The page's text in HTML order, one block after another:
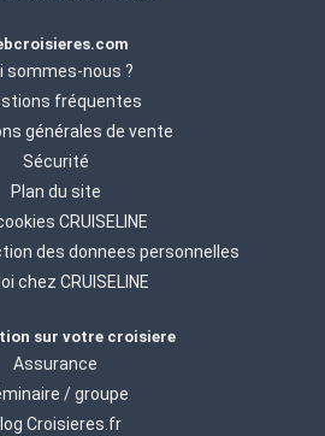
sommes-nous ?
fréquentes
générales de vente
Sécurité
Plan du site
CRUISELINE
des donnees personnelles
chez CRUISELINE
sur votre croisiere
Assurance
/ groupe
Croisieres.fr